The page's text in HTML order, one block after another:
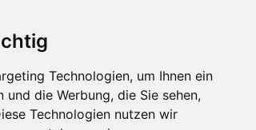
Technologien, um Ihnen ein
die Werbung, die Sie sehen,
Technologien nutzen wir